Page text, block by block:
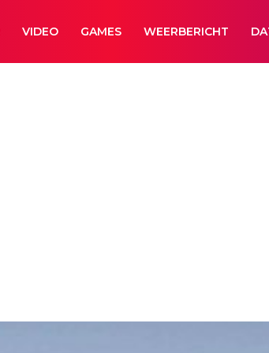
VIDEO GAMES WEERBERICHT